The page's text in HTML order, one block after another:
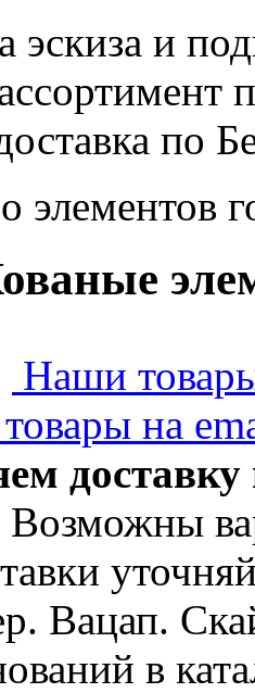
эскиза и
по
элементов
Наши
на
Возможны
Вацап.
в